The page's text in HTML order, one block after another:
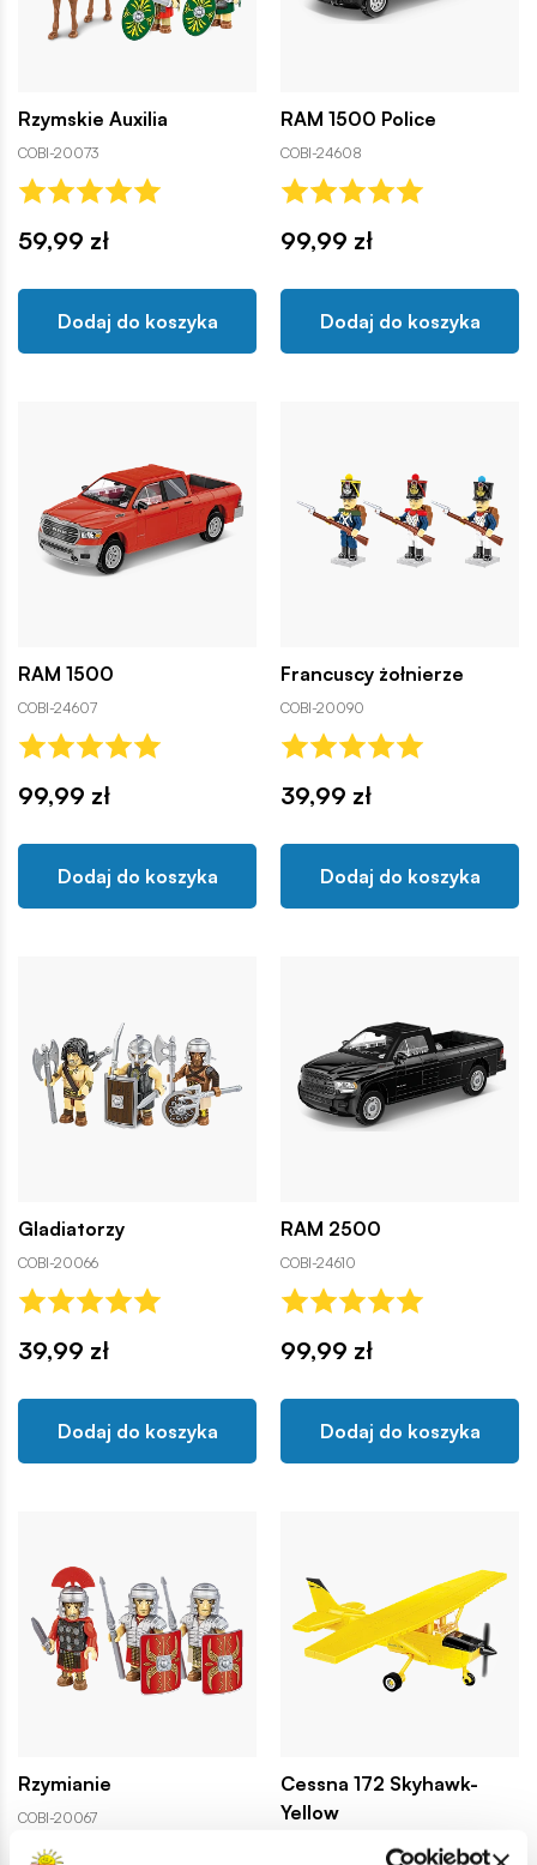
Rzymskie Auxilia
COBI-20073
59,99 zł
Dodaj do koszyka
RAM 1500 Police
COBI-24608
99,99 zł
Dodaj do koszyka
RAM 1500
COBI-24607
99,99 zł
Dodaj do koszyka
Francuscy żołnierze
COBI-20090
39,99 zł
Dodaj do koszyka
Gladiatorzy
COBI-20066
39,99 zł
Dodaj do koszyka
RAM 2500
COBI-24610
99,99 zł
Dodaj do koszyka
Rzymianie
COBI-20067
Cessna 172 Skyhawk-
Yellow